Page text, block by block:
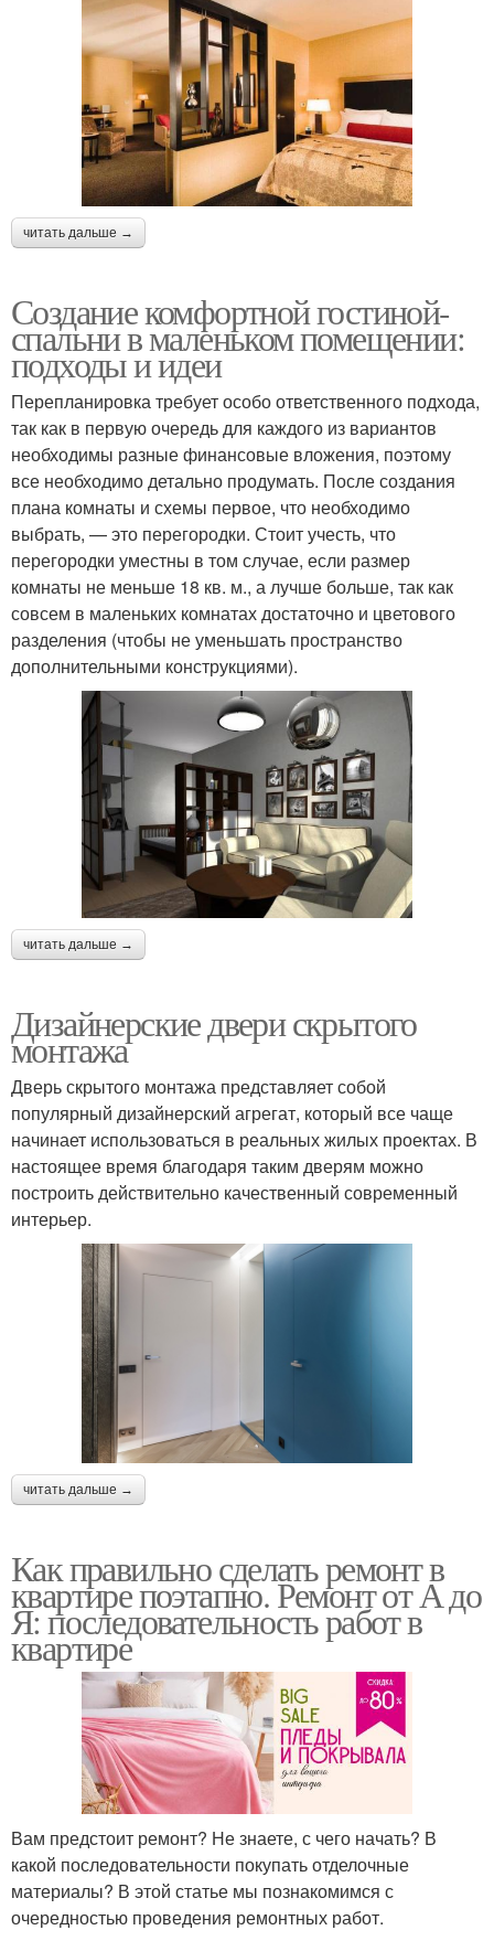
читать дальше →
Создание комфортной гостиной-
спальни в маленьком помещении:
подходы и идеи
Перепланировка требует особо ответственного подхода,
так как в первую очередь для каждого из вариантов
необходимы разные финансовые вложения, поэтому
все необходимо детально продумать. После создания
плана комнаты и схемы первое, что необходимо
выбрать, — это перегородки. Стоит учесть, что
перегородки уместны в том случае, если размер
комнаты не меньше 18 кв. м., а лучше больше, так как
совсем в маленьких комнатах достаточно и цветового
разделения (чтобы не уменьшать пространство
дополнительными конструкциями).
читать дальше →
Дизайнерские двери скрытого
монтажа
Дверь скрытого монтажа представляет собой
популярный дизайнерский агрегат, который все чаще
начинает использоваться в реальных жилых проектах. В
настоящее время благодаря таким дверям можно
построить действительно качественный современный
интерьер.
читать дальше →
Как правильно сделать ремонт в
квартире поэтапно. Ремонт от А до
Я: последовательность работ в
квартире
Вам предстоит ремонт? Не знаете, с чего начать? В
какой последовательности покупать отделочные
материалы? В этой статье мы познакомимся с
очередностью проведения ремонтных работ.